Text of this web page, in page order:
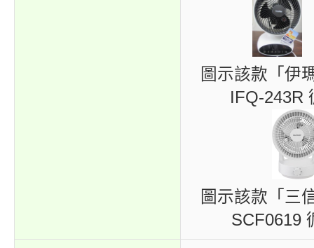
圖示該款「伊
IFQ-243R
圖示該款「三
SCF0619